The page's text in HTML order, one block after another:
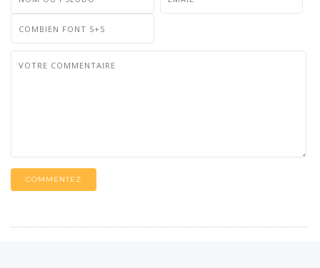
COMMENTEZ